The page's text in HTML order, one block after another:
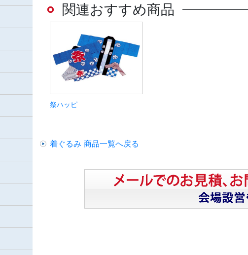
関連おすすめ商品
祭ハッピ
着ぐるみ 商品一覧へ戻る